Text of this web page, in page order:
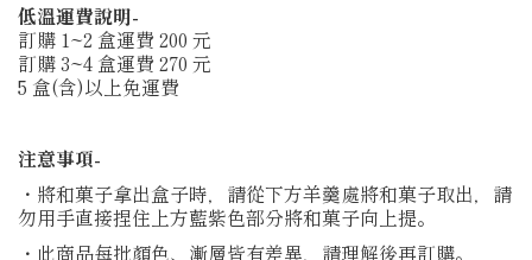
低溫運費說明-
訂購 1~2 盒運費 200 元
訂購 3~4 盒運費 270 元
5 盒(含)以上免運費
注意事項-
・將和菓子拿出盒子時，請從下方羊羹處將和菓子取出，請
勿用手直接捏住上方藍紫色部分將和菓子向上提。
・此商品每批顏色、漸層皆有差異，請理解後再訂購。